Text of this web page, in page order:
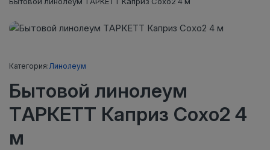
Категория:Линолеум
Бытовой линолеум
ТАРКЕТТ Каприз Сохо2 4
м